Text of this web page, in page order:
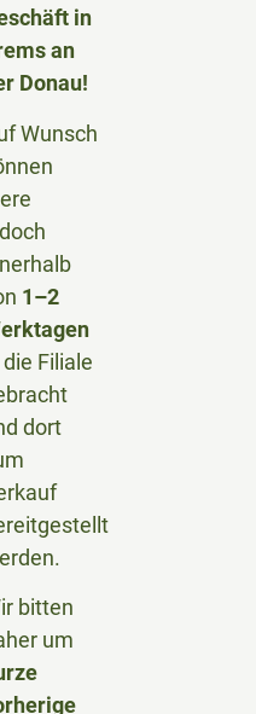
in
an
Donau!
Wunsch
1–2
die Filiale
dort
bitten
um